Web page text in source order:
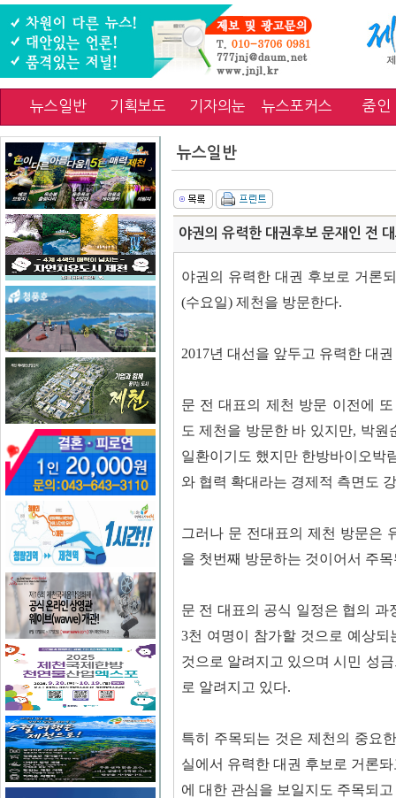
뉴스일반 기획보도 기자의눈 뉴스포커스 줌인
뉴스일반
야권의 유력한 대권후보 문재인 전
야권의 유력한 대권 후보로 거론
(수요일) 제천을 방문한다.
2017년 대선을 앞두고 유력한 대
문 전 대표의 제천 방문 이전에
도 제천을 방문한 바 있지만, 박원
일환이기도 했지만 한방바이오박
와 협력 확대라는 경제적 측면도
그러나 문 전대표의 제천 방문은
을 첫번째 방문하는 것이어서 주목
문 전 대표의 공식 일정은 협의
3천 여명이 참가할 것으로 예상
것으로 알려지고 있으며 시민 성
로 알려지고 있다.
특히 주목되는 것은 제천의 중요
실에서 유력한 대권 후보로 거론
에 대한 관심을 보일지도 주목되고